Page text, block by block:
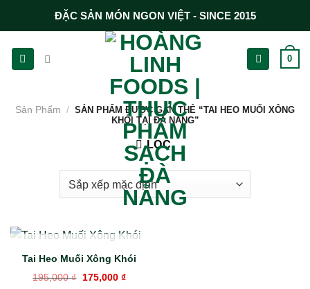
dung
ĐẶC SẢN MÓN NGON VIỆT - SINCE 2015
0
Sản Phẩm / SẢN PHẨM ĐƯỢC GẮN THẺ “TAI HEO MUỐI XÔNG
KHÓI TẠI ĐÀ NẴNG”
LỌC
HẾT HÀNG
Tai Heo Muối Xông Khói
195,000₫
Giá
175,000 ₫Giá